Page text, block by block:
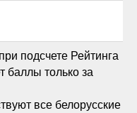
подсчете Рейтинга
баллы только за
все белорусские